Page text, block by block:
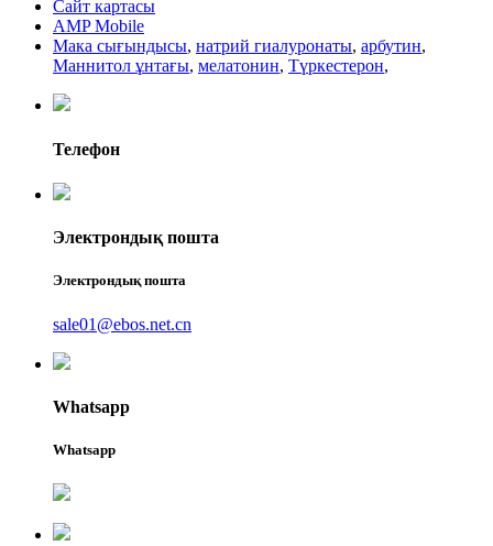
Сайт картасы
AMP Mobile
Мака сығындысы, натрий гиалуронаты, арбутин,
Маннитол ұнтағы, мелатонин, Түркестерон,
Телефон
Электрондық пошта
Электрондық пошта
sale01@ebos.net.cn
Whatsapp
Whatsapp